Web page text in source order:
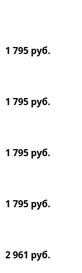
1 795 руб.
1 795 руб.
1 795 руб.
1 795 руб.
2 961 руб.